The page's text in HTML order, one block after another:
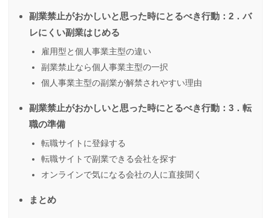
副業禁止がおかしいと思った時にとるべき行動：2．バ
レにくい副業はじめる
雇用型と個人事業主型の違い
副業禁止なら個人事業主型の一択
個人事業主型の副業が解禁されやすい理由
副業禁止がおかしいと思った時にとるべき行動：3．転
職の準備
転職サイトに登録する
転職サイトで副業できる会社を探す
オンラインで気になる会社の人に直接聞く
まとめ